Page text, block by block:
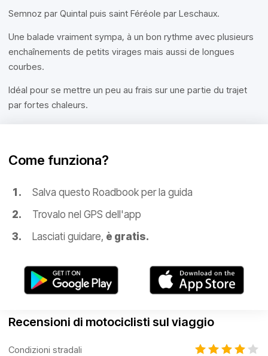
Semnoz par Quintal puis saint Féréole par Leschaux.
Une balade vraiment sympa, à un bon rythme avec plusieurs
enchaînements de petits virages mais aussi de longues
courbes.
Idéal pour se mettre un peu au frais sur une partie du trajet
par fortes chaleurs.
Come funziona?
Salva questo Roadbook per la guida
Trovalo nel GPS dell'app
Lasciati guidare, è gratis.
Recensioni di motociclisti sul viaggio
Condizioni stradali